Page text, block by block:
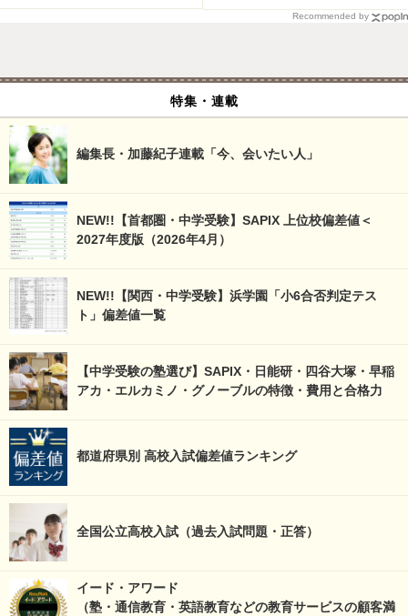
Recommended by
特集・連載
編集長・加藤紀子連載「今、会いたい人」
NEW!!【首都圏・中学受験】SAPIX 上位校偏差値＜
2027年度版（2026年4月）
NEW!!【関西・中学受験】浜学園「小6合否判定テス
ト」偏差値一覧
【中学受験の塾選び】SAPIX・日能研・四谷大塚・早稲
アカ・エルカミノ・グノーブルの特徴・費用と合格力
都道府県別 高校入試偏差値ランキング
全国公立高校入試（過去入試問題・正答）
イード・アワード
（塾・通信教育・英語教育などの教育サービスの顧客満